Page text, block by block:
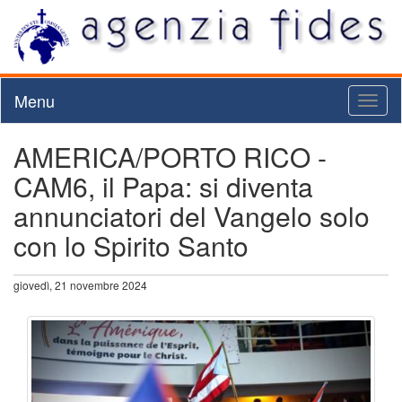
Menu
AMERICA/PORTO RICO -
CAM6, il Papa: si diventa
annunciatori del Vangelo solo
con lo Spirito Santo
giovedì, 21 novembre 2024